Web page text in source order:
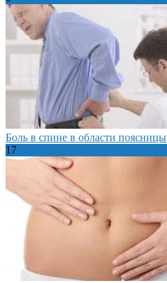
Боль в спине в области поясницы
17